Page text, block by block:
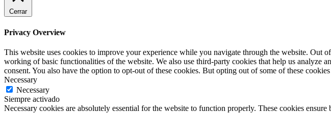
Cerrar
Privacy Overview
This website uses cookies to improve your experience while you navigate through the website. Out
working of basic functionalities of the website. We also use third-party cookies that help us
consent. You also have the option to opt-out of these cookies. But opting out of some of these
Necessary
Necessary
Siempre activado
Necessary cookies are absolutely essential for the website to function properly. These cookies